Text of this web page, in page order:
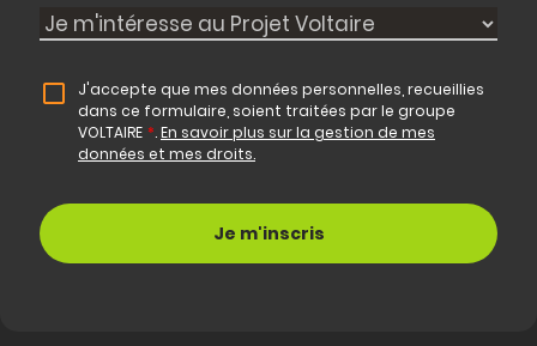
J'accepte que mes données personnelles, recueillies
dans ce formulaire, soient traitées par le groupe
VOLTAIRE *.En savoir plus sur la gestion de mes
données et mes droits.